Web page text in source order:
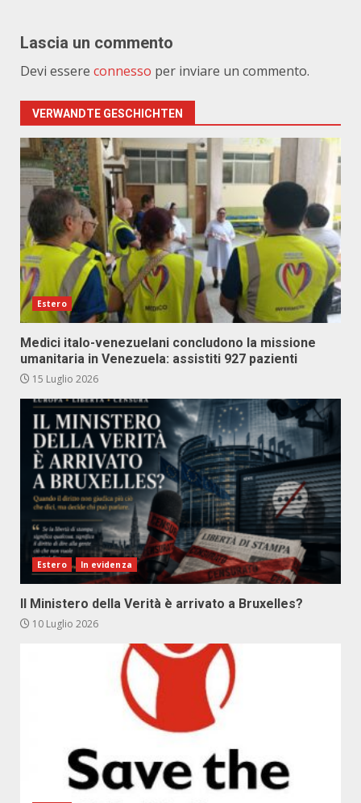
Lascia un commento
Devi essere connesso per inviare un commento.
VERWANDTE GESCHICHTEN
Estero
Medici italo-venezuelani concludono la missione
umanitaria in Venezuela: assistiti 927 pazienti
15 Luglio 2026
Estero In evidenza
Il Ministero della Verità è arrivato a Bruxelles?
10 Luglio 2026